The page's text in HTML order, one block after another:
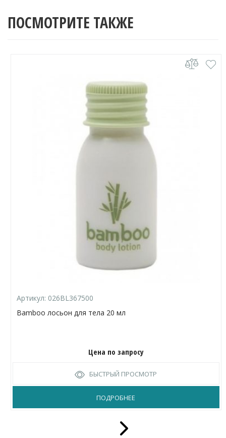
ПОСМОТРИТЕ ТАКЖЕ
Артикул: 026BL367500
Bamboo лосьон для тела 20 мл
Цена по запросу
БЫСТРЫЙ ПРОСМОТР
ПОДРОБНЕЕ